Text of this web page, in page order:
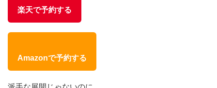
楽天で予約する
Amazonで予約する